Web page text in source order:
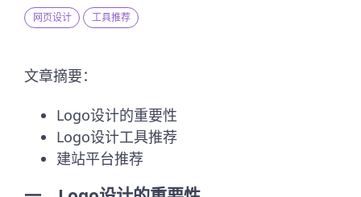
网页设计
工具推荐
文章摘要：
Logo设计的重要性
Logo设计工具推荐
建站平台推荐